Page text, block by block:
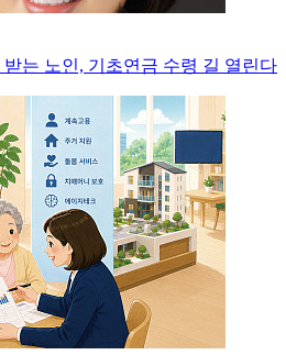
는 노인, 기초연금 수령 길 열린다